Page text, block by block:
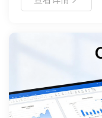
版传播。文档涵盖从
人创作者还是企业用
实现视频内容的安全